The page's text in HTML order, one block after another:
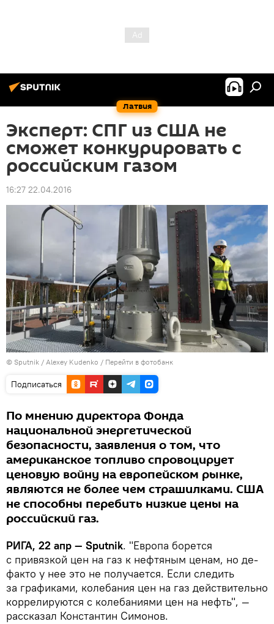
Латвия
Эксперт: СПГ из США не
сможет конкурировать с
российским газом
16:27 22.04.2016
© Sputnik / Alexey Kudenko / Перейти в фотобанк
Подписаться
По мнению директора Фонда
национальной энергетической
безопасности, заявления о том, что
американское топливо спровоцирует
ценовую войну на европейском рынке,
являются не более чем страшилками. США
не способны перебить низкие цены на
российский газ.
РИГА, 22 апр — Sputnik. "Европа борется
с привязкой цен на газ к нефтяным ценам, но де-
факто у нее это не получается. Если следить
за графиками, колебания цен на газ действительно
коррелируются с колебаниями цен на нефть", —
рассказал Константин Симонов.